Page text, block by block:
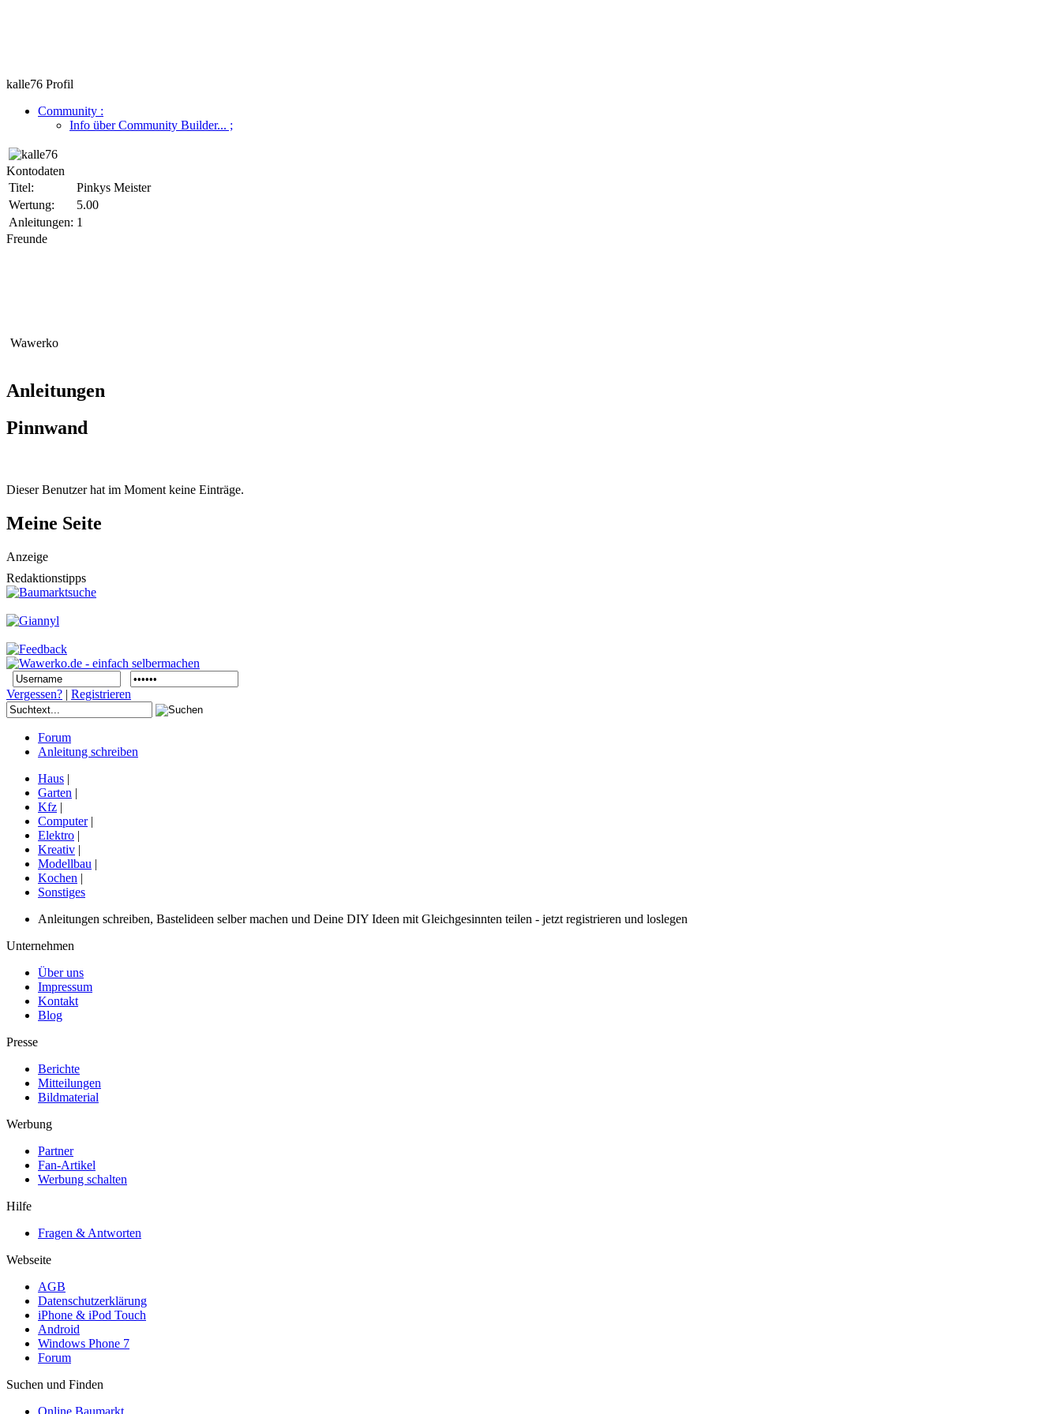
kalle76 Profil
Community :
Info über Community Builder... ;
Kontodaten
Titel:
Pinkys Meister
Wertung:
5.00
Anleitungen: 1
Freunde
Wawerko
Anleitungen
Pinnwand
Dieser Benutzer hat im Moment keine Einträge.
Meine Seite
Anzeige
Redaktionstipps
Vergessen? | Registrieren
Forum
Anleitung schreiben
Haus |
Garten |
Kfz |
Computer|
Elektro |
Kreativ |
Modellbau |
Kochen |
Sonstiges
Anleitungen schreiben, Bastelideen selber machen und Deine DIY Ideen mit Gleichgesinnten teilen - jetzt registrieren und loslegen
Unternehmen
Über uns
Impressum
Kontakt
Blog
Presse
Berichte
Mitteilungen
Bildmaterial
Werbung
Partner
Fan-Artikel
Werbung schalten
Hilfe
Fragen & Antworten
Webseite
AGB
Datenschutzerklärung
iPhone & iPod Touch
Android
Windows Phone 7
Forum
Suchen und Finden
Online Baumarkt